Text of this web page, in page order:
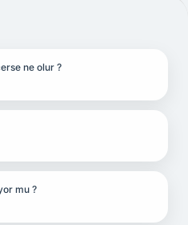
ne olur ?
mu ?